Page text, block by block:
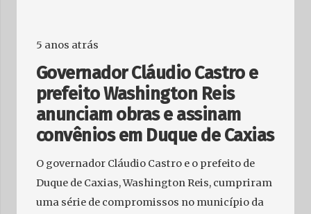
5 anos atrás
Governador Cláudio Castro e
prefeito Washington Reis
anunciam obras e assinam
convênios em Duque de Caxias
O governador Cláudio Castro e o prefeito de
Duque de Caxias, Washington Reis, cumpriram
uma série de compromissos no município da